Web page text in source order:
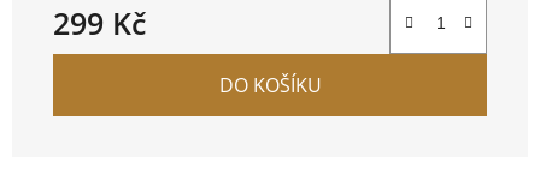
299 Kč
Měrná cena:
DO KOŠÍKU